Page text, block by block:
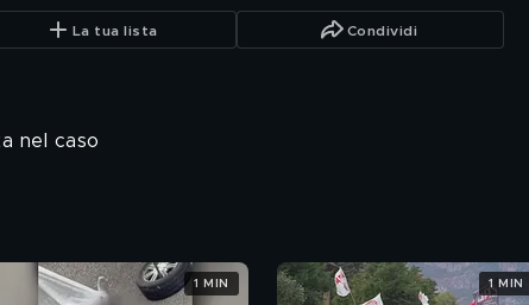
La tua lista Condividi
nel caso
1 MIN 1 MIN